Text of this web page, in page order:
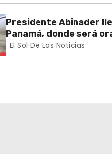
Presidente Abinader
Panamá, donde será
principal del Congreso
El Sol De Las Noticias